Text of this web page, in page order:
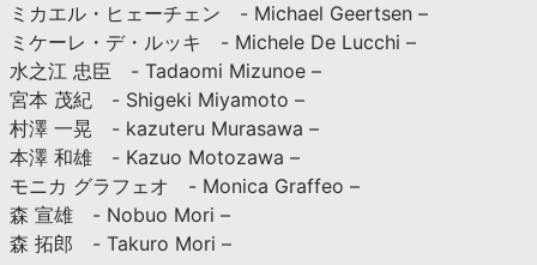
ミカエル・ヒェーチェン - Michael Geertsen –
ミケーレ・デ・ルッキ - Michele De Lucchi –
水之江 忠臣 - Tadaomi Mizunoe –
宮本 茂紀 - Shigeki Miyamoto –
村澤 一晃 - kazuteru Murasawa –
本澤 和雄 - Kazuo Motozawa –
モニカ グラフェオ - Monica Graffeo –
森 宣雄 - Nobuo Mori –
森 拓郎 - Takuro Mori –